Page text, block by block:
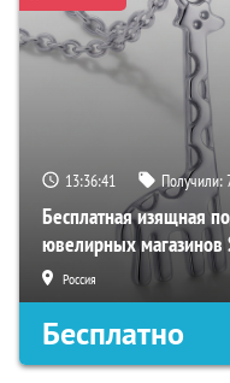
13:36:39 Получили:
Бесплатная изящная
ювелирных магазинов
Россия
Бесплатно